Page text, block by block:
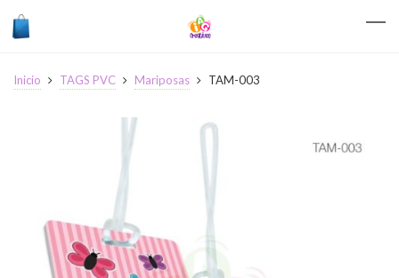
Inicio TAGS PVC Mariposas TAM-003